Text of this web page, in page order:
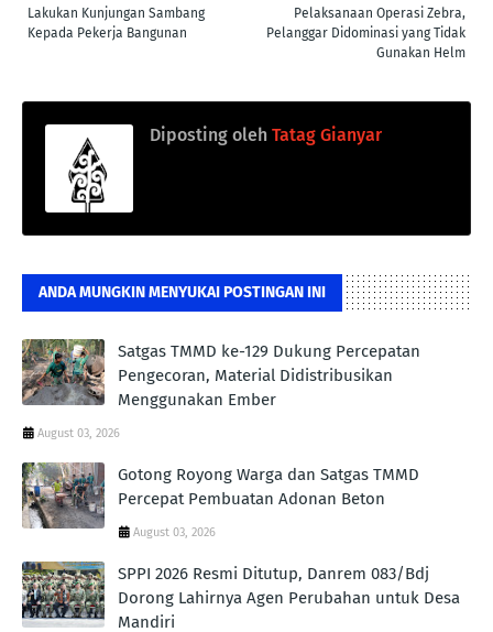
Pelaksanaan Operasi Zebra,
Pelanggar Didominasi yang Tidak
Gunakan Helm
Lakukan Kunjungan Sambang
Kepada Pekerja Bangunan
Diposting oleh Tatag Gianyar
ANDA MUNGKIN MENYUKAI POSTINGAN INI
Satgas TMMD ke-129 Dukung Percepatan
Pengecoran, Material Didistribusikan
Menggunakan Ember
August 03, 2026
Gotong Royong Warga dan Satgas TMMD
Percepat Pembuatan Adonan Beton
August 03, 2026
SPPI 2026 Resmi Ditutup, Danrem 083/Bdj
Dorong Lahirnya Agen Perubahan untuk Desa
Mandiri